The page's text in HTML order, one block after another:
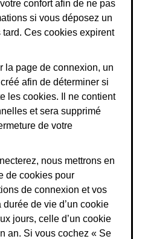
confort afin de ne pas
si vous déposez un
Ces cookies expirent
la page de connexion, un
afin de déterminer si
les cookies. Il ne contient
et sera supprimé
de votre
nous mettrons en
de cookies pour
de connexion et vos
durée de vie d’un cookie
jours, celle d’un cookie
an. Si vous cochez « Se